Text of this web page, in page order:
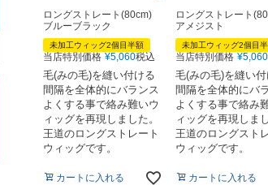
ロングストレート(80cm)
ブルーブラック
未加工ウィッグ2個目半額
当店特別価格 ¥5,060税込
毛(みの毛)を縫い付ける
間隔を全体的にバランス
よくする事で絡み難いウ
ィッグを再現しました。
王道のロングストレート
ウィッグです。
カートに入れる
ロングストレート
アメジスト
未加工ウィッグ2個目
当店特別価格 ¥5,060
毛(みの毛)を縫い付
間隔を全体的にバ
よくする事で絡み
ィッグを再現しまし
王道のロングスト
ウィッグです。
カートに入れる